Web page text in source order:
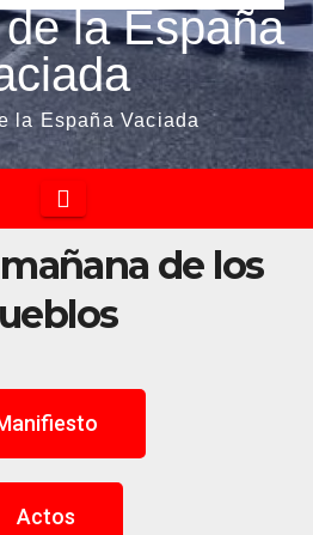
la España
la España Vaciada
de los
Actos